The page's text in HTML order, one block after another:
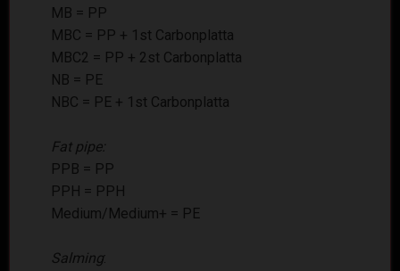
MB = PP
MBC = PP + 1st Carbonplatta
MBC2 = PP + 2st Carbonplatta
NB = PE
NBC = PE + 1st Carbonplatta
Fat pipe:
PPB = PP
PPH = PPH
Medium/Medium+ = PE
Salming: